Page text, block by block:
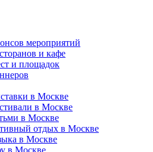
мероприятий
и кафе
и площадок
в Москве
в Москве
в Москве
отдых в Москве
в Москве
в Москве